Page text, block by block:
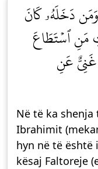
دَخَلَهُۥ كَانَ
مَنِ ٱسۡتَطَاعَ
غَنِيٌّ عَنِ
Në të ka shenja
Ibrahimit
hyn në të është
kësaj Faltoreje